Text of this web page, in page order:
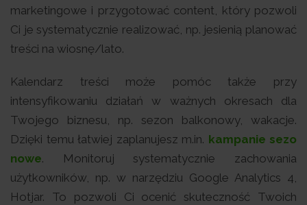
marketingowe i przygotować content, który pozwoli
Ci je systematycznie realizować, np. jesienią planować
treści na wiosnę/lato.
Kalendarz treści może pomóc także przy
intensyfikowaniu działań w ważnych okresach dla
Twojego biznesu, np. sezon balkonowy, wakacje.
Dzięki temu łatwiej zaplanujesz m.in. kampanie sezo
nowe. Monitoruj systematycznie zachowania
użytkowników, np. w narzędziu Google Analytics 4,
Hotjar. To pozwoli Ci ocenić skuteczność Twoich